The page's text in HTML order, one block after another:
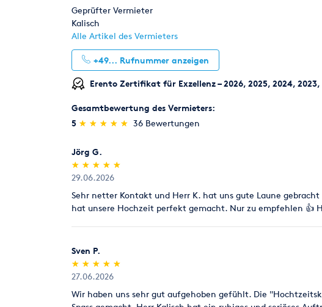
Geprüfter Vermieter
Kalisch
Alle Artikel des Vermieters
+49... Rufnummer anzeigen
Erento Zertifikat für Exzellenz – 2026, 2025, 2024, 2023,
Gesamtbewertung des Vermieters:
5 (*)
★
★
(*) ★
★
(*) ★
★
(*) ★
★
(*) ★
★ 36 Bewertungen
Jörg G.
(*)
★
★
(*) ★
★
(*) ★
★
(*) ★
★
(*) ★
★
29.06.2026
Sehr netter Kontakt und Herr K. hat uns gute Laune
hat unsere Hochzeit perfekt gemacht. Nur zu empfehlen 👍
Sven P.
(*)
★
★
(*) ★
★
(*) ★
★
(*) ★
★
(*) ★
★
27.06.2026
Wir haben uns sehr gut aufgehoben gefühlt. Die